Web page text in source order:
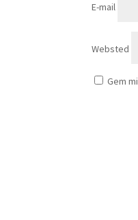
E-mail
Websted
Gem